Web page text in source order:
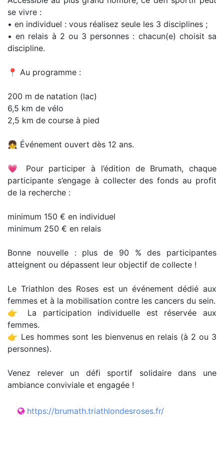
se vivre :
• en individuel : vous réalisez seule les 3 disciplines ;
• en relais à 2 ou 3 personnes : chacun(e) choisit sa
discipline.
📍 Au programme :
200 m de natation (lac)
6,5 km de vélo
2,5 km de course à pied
👧 Événement ouvert dès 12 ans.
💗 Pour participer à l’édition de Brumath, chaque
participante s’engage à collecter des fonds au profit
de la recherche :
minimum 150 € en individuel
minimum 250 € en relais
Bonne nouvelle : plus de 90 % des participantes
atteignent ou dépassent leur objectif de collecte !
Le Triathlon des Roses est un événement dédié aux
femmes et à la mobilisation contre les cancers du sein.
👉 La participation individuelle est réservée aux
femmes.
👉 Les hommes sont les bienvenus en relais (à 2 ou 3
personnes).
Venez relever un défi sportif solidaire dans une
ambiance conviviale et engagée !
https://brumath.triathlondesroses.fr/